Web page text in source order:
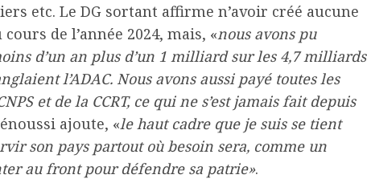
etc. Le DG sortant affirme n’avoir créé aucune
cours de l’année 2024, mais, «nous avons pu
d’un an plus d’un 1 milliard sur les 4,7 milliards
l’ADAC. Nous avons aussi payé toutes les
et de la CCRT, ce qui ne s’est jamais fait depuis
ajoute, «le haut cadre que je suis se tient
son pays partout où besoin sera, comme un
au front pour défendre sa patrie».